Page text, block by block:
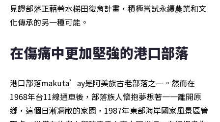
見證部落正藉著水梯田復育計畫，積極嘗試永續農業和文
化傳承的另一種可能。
在傷痛中更加堅強的港口部落
港口部落makuta’ay是阿美族古老部落之一。然而在
1968年台11線通車後，部落族人懷抱夢想著一一離開原
鄉，這個日漸凋敝的家園，1987年東部海岸國家風景區管